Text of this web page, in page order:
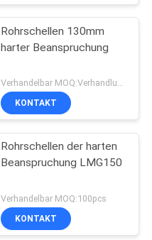
Rohrschellen 130mm
harter Beanspruchung
Verhandelbar MOQ:Verhandlung
KONTAKT
Rohrschellen der harten
Beanspruchung LMG150
Verhandelbar MOQ:100pcs
KONTAKT